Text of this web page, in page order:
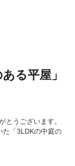
る平屋」
とうございます。
た「3LDKの中庭の